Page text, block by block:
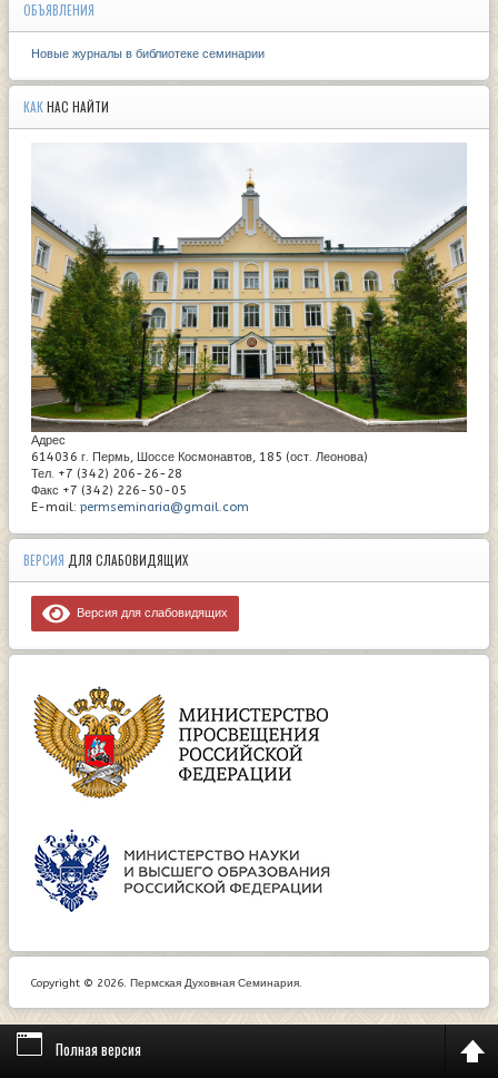
ОБЪЯВЛЕНИЯ
Новые журналы в библиотеке семинарии
КАКНАС НАЙТИ
Адрес
614036 г. Пермь, Шоссе Космонавтов, 185 (ост. Леонова)
Тел. +7 (342) 206-26-28
Факс +7 (342) 226-50-05
E-mail: permseminaria@gmail.com
ВЕРСИЯ ДЛЯ СЛАБОВИДЯЩИХ
Версия для слабовидящих
Copyright © 2026. Пермская Духовная Семинария.
Полная версия